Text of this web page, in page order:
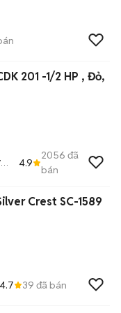
, Đỏ,
4.9
2056 đã
bán
Crest SC-1589
4.7 39 đã bán